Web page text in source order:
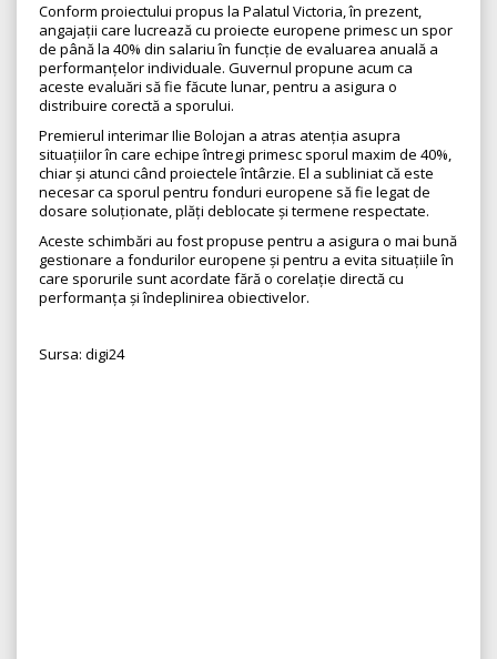
Conform proiectului propus la Palatul Victoria, în prezent,
angajații care lucrează cu proiecte europene primesc un spor
de până la 40% din salariu în funcție de evaluarea anuală a
performanțelor individuale. Guvernul propune acum ca
aceste evaluări să fie făcute lunar, pentru a asigura o
distribuire corectă a sporului.
Premierul interimar Ilie Bolojan a atras atenția asupra
situațiilor în care echipe întregi primesc sporul maxim de 40%,
chiar și atunci când proiectele întârzie. El a subliniat că este
necesar ca sporul pentru fonduri europene să fie legat de
dosare soluționate, plăți deblocate și termene respectate.
Aceste schimbări au fost propuse pentru a asigura o mai bună
gestionare a fondurilor europene și pentru a evita situațiile în
care sporurile sunt acordate fără o corelație directă cu
performanța și îndeplinirea obiectivelor.
Sursa: digi24